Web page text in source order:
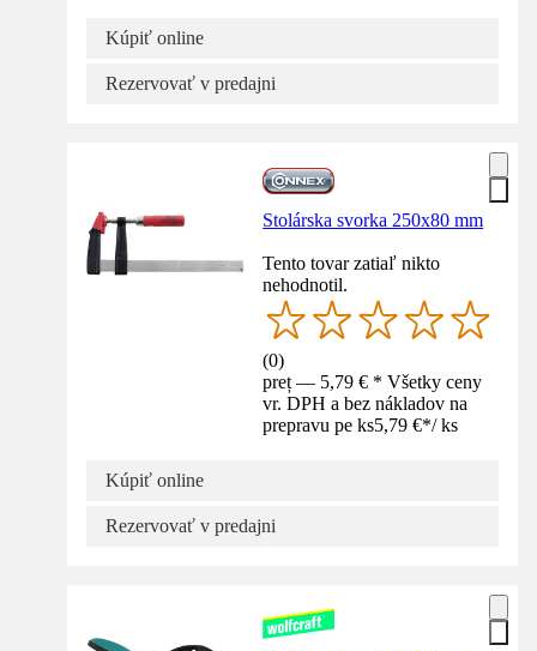
Kúpiť online
Rezervovať v predajni
Stolárska svorka 250x80 mm
Tento tovar zatiaľ nikto
nehodnotil.
(0)
preț — 5,79 € * Všetky ceny
vr. DPH a bez nákladov na
prepravu pe ks5,79 €*/ ks
Kúpiť online
Rezervovať v predajni